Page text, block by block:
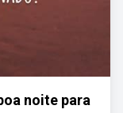
noite para